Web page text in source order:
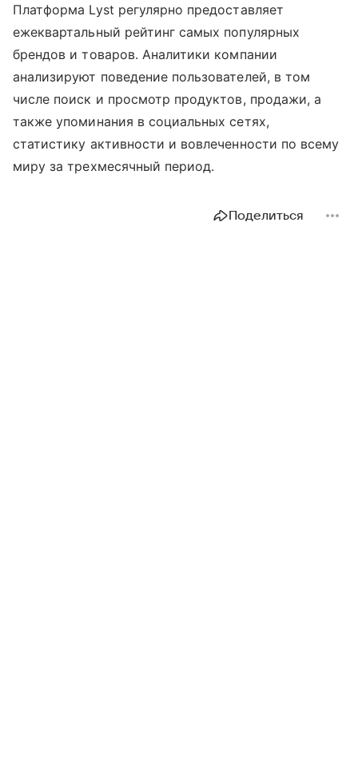
Платформа Lyst регулярно предоставляет
ежеквартальный рейтинг самых популярных
брендов и товаров. Аналитики компании
анализируют поведение пользователей, в том
числе поиск и просмотр продуктов, продажи, а
также упоминания в социальных сетях,
статистику активности и вовлеченности по всему
миру за трехмесячный период.
Поделиться